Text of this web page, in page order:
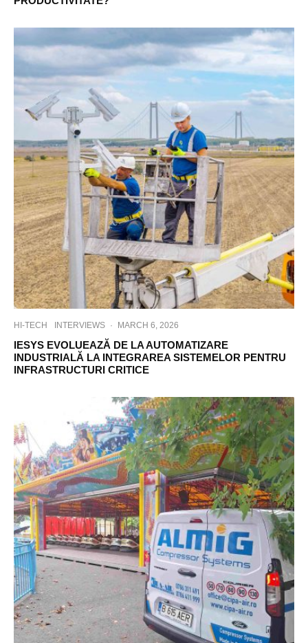
HI-TECH INTERVIEWS · MARCH 6, 2026
IESYS EVOLUEAZĂ DE LA AUTOMATIZARE
INDUSTRIALĂ LA INTEGRAREA SISTEMELOR PENTRU
INFRASTRUCTURI CRITICE